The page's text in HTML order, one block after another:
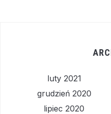
luty 2021
grudzień 2020
lipiec 2020